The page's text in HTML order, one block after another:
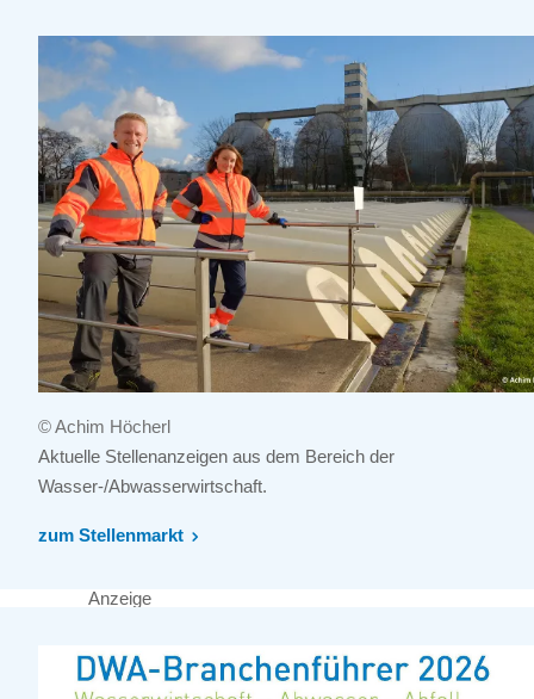
© Achim Höcherl
Aktuelle Stellenanzeigen aus dem Bereich der
Wasser-/Abwasserwirtschaft.
zum Stellenmarkt
Anzeige